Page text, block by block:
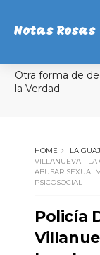
Notas Rosas
Otra forma de
la Verdad
HOME LA
VILLANUEVA - LA
ABUSAR
PSICOSOCIAL
Policía